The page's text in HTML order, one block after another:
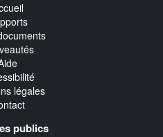
légales
publics